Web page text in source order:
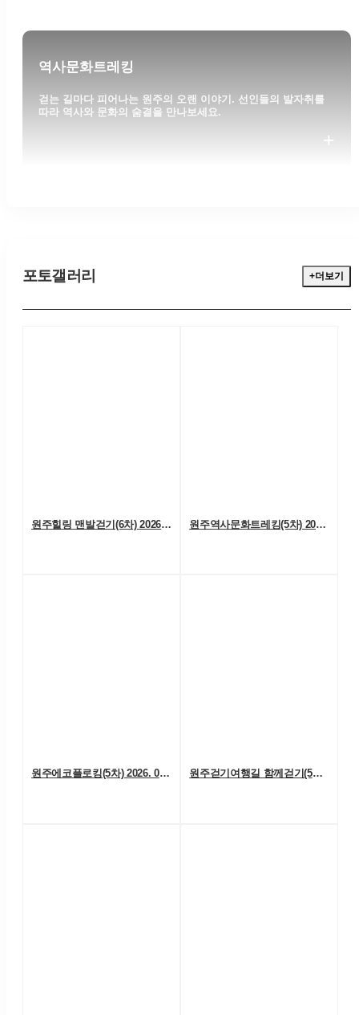
역사문화트레킹
걷는 길마다 피어나는 원주의 오랜 이야기. 선인들의 발자취를
따라 역사와 문화의 숨결을 만나보세요.
+
포토갤러리 +더보기
원주힐링 맨발걷기(6차) 2026. 08. 01. (토) 원주역사문화트레킹(5차) 2026. 07. 25.(토)
원주에코플로킹(5차) 2026. 07. 18. (토) 원주걷기여행길 함께걷기(5차) 2026. 7. 11.(토)